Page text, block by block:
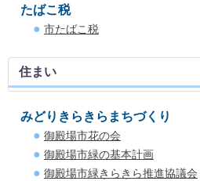
たばこ税
市たばこ税
住まい
みどりきらきらまちづくり
御殿場市花の会
御殿場市緑の基本計画
御殿場市緑きらきら推進協議会